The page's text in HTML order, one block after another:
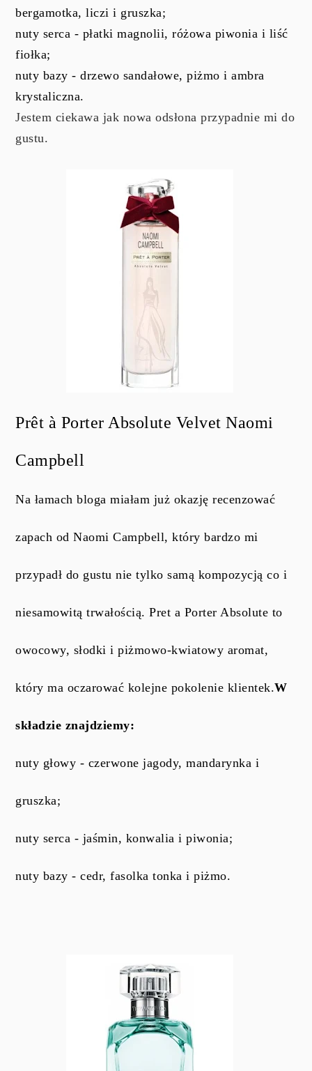
bergamotka, liczi i gruszka;
nuty serca - płatki magnolii, różowa piwonia i liść
fiołka;
nuty bazy - drzewo sandałowe, piżmo i ambra
krystaliczna.
Jestem ciekawa jak nowa odsłona przypadnie mi do
gustu.
Prêt à Porter Absolute Velvet Naomi
Campbell
Na łamach bloga miałam już okazję recenzować
zapach od Naomi Campbell, który bardzo mi
przypadł do gustu nie tylko samą kompozycją co i
niesamowitą trwałością. Pret a Porter Absolute to
owocowy, słodki i piżmowo-kwiatowy aromat,
który ma oczarować kolejne pokolenie klientek.W
składzie znajdziemy:
nuty głowy - czerwone jagody, mandarynka i
gruszka;
nuty serca - jaśmin, konwalia i piwonia;
nuty bazy - cedr, fasolka tonka i piżmo.